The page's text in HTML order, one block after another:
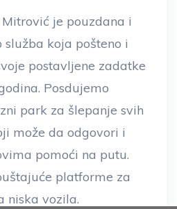
je pouzdana i
služba koja pošteno i
postavljene zadatke
Posdujemo
park za šlepanje svih
može da odgovori i
pomoći na putu.
platforme za
niska vozila.